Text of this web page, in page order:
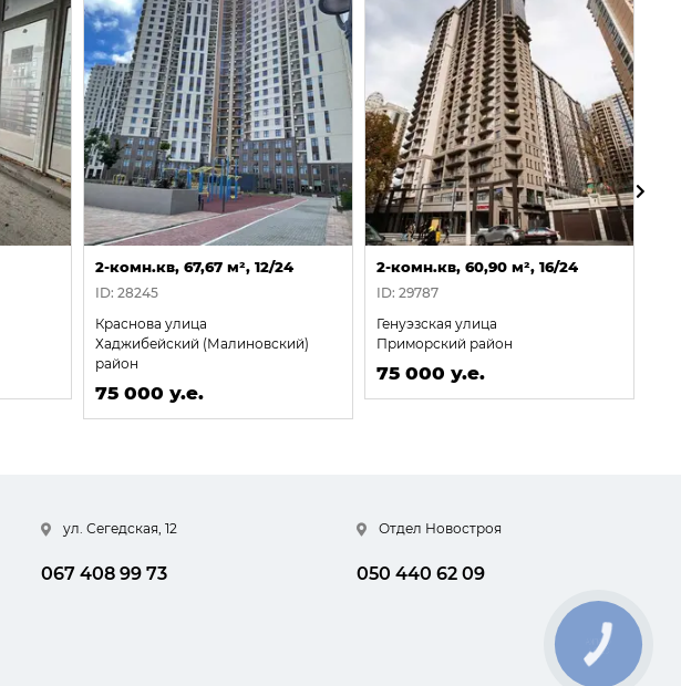
2-комн.кв, 67,67 м², 12/24
ID: 28245
Краснова улица
Хаджибейский (Малиновский)
район
75 000 у.е.
2-комн.кв, 60,90 м², 16/24
ID: 29787
Генуэзская улица
Приморский район
75 000 у.е.
ул. Сегедская, 12
067 408 99 73
Отдел Новостроя
050 440 62 09